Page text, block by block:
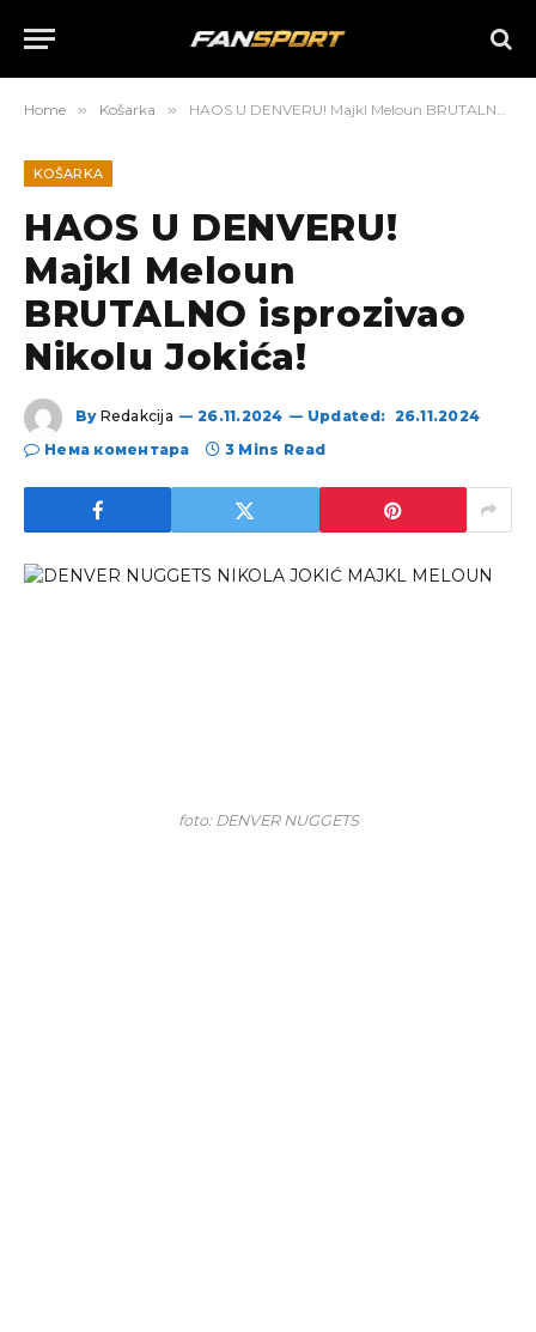
Home » Košarka » HAOS U DENVERU! Majkl Meloun BRUTALNO isprozivao Nikolu Jokića!
KOŠARKA
HAOS U DENVERU!
Majkl Meloun
BRUTALNO isprozivao
Nikolu Jokića!
By Redakcija 26.11.2024 Updated: 26.11.2024
Нема коментара
3 Mins Read
foto: DENVER NUGGETS